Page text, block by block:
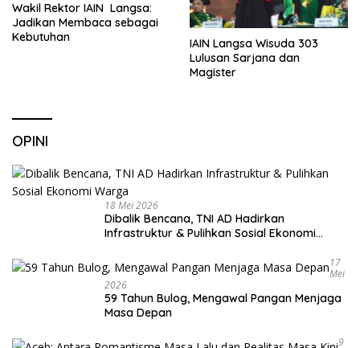
Wakil Rektor IAIN Langsa:
Jadikan Membaca sebagai
Kebutuhan
IAIN Langsa Wisuda 303
Lulusan Sarjana dan
Magister
OPINI
18 Mei 2026
Dibalik Bencana, TNI AD Hadirkan
Infrastruktur & Pulihkan Sosial Ekonomi
17
Mei
2026
59 Tahun Bulog, Mengawal Pangan Menjaga
Masa Depan
9